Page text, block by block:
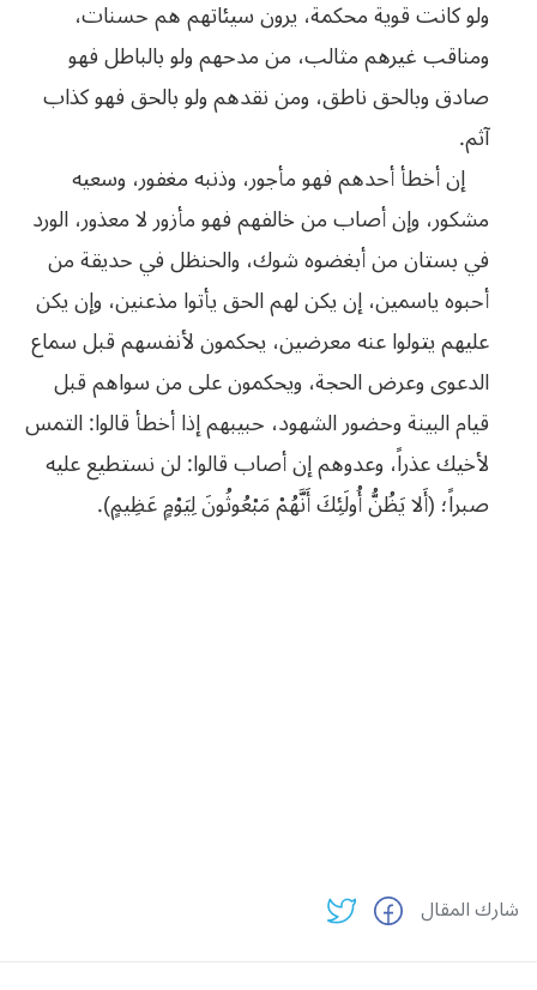
‬آثم‭.‬
إن أخطأ أحدهم فهو مأجور، وذنبه مغفور، وسعيه
مشكور، وإن أصاب من خالفهم فهو مأزور لا معذور، الورد
في بستان من أبغضوه شوك، والحنظل في حديقة من
أحبوه ياسمين، إن يكن لهم الحق يأتوا مذعنين، وإن يكن
عليهم يتولوا عنه معرضين، يحكمون لأنفسهم قبل سماع
الدعوى وعرض الحجة، ويحكمون على من سواهم قبل
قيام البينة وحضور الشهود، حبيبهم إذا أخطأ قالوا: التمس
لأخيك عذراً، وعدوهم إن أصاب قالوا: لن نستطيع عليه
صبراً؛ (أَلا يَظُنُّ أُولَئِكَ أَنَّهُمْ مَبْعُوثُونَ لِيَوْمٍ عَظِيمٍ).
شارك المقال